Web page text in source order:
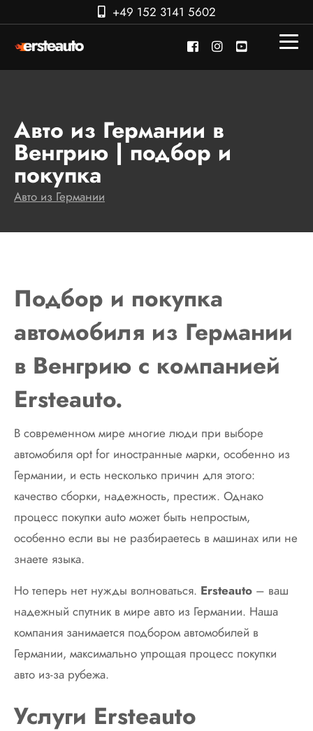
+49 152 3141 5602
Авто из Германии в
Венгрию | подбор и
покупка
Авто из Германии
Подбор и покупка
автомобиля из Германии
в Венгрию с компанией
Ersteauto.
В современном мире многие люди при выборе
автомобиля opt for иностранные марки, особенно из
Германии, и есть несколько причин для этого:
качество сборки, надежность, престиж. Однако
процесс покупки auto может быть непростым,
особенно если вы не разбираетесь в машинах или не
знаете языка.
Но теперь нет нужды волноваться. Ersteauto – ваш
надежный спутник в мире авто из Германии. Наша
компания занимается подбором автомобилей в
Германии, максимально упрощая процесс покупки
авто из-за рубежа.
Услуги Ersteauto